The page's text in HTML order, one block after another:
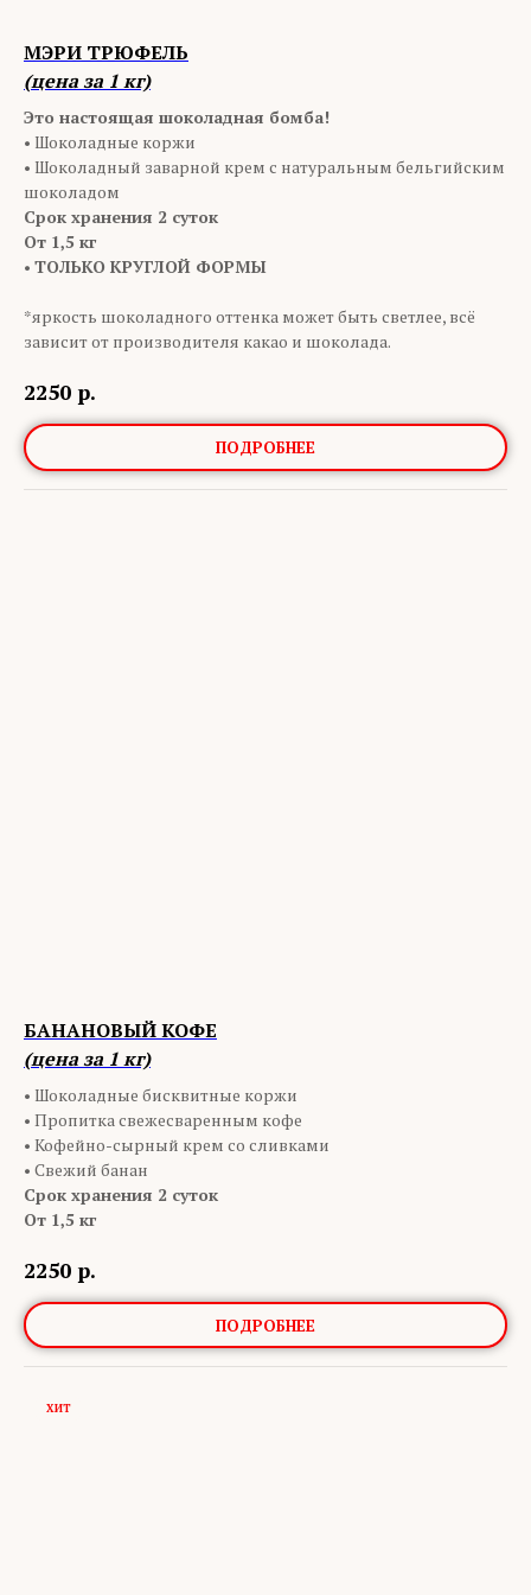
МЭРИ ТРЮФЕЛЬ
(цена за 1 кг)
Это настоящая шоколадная бомба!
• Шоколадные коржи
• Шоколадный заварной крем с натуральным бельгийским
шоколадом
Срок хранения 2 суток
От 1,5 кг
• ТОЛЬКО КРУГЛОЙ ФОРМЫ
*яркость шоколадного оттенка может быть светлее, всё
зависит от производителя какао и шоколада.
2250 р.
ПОДРОБНЕЕ
БАНАНОВЫЙ КОФЕ
(цена за 1 кг)
• Шоколадные бисквитные коржи
• Пропитка свежесваренным кофе
• Кофейно-сырный крем со сливками
• Свежий банан
Срок хранения 2 суток
От 1,5 кг
2250 р.
ПОДРОБНЕЕ
ХИТ